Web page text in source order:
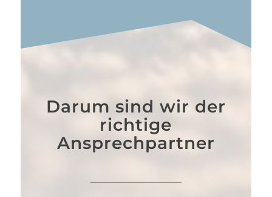
Darum sind wir der
richtige
Ansprechpartner